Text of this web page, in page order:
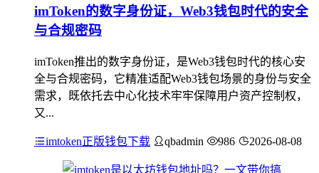
imToken的数字身份证，Web3钱包时代的安全
与合规密码
imToken推出的数字身份证，是Web3钱包时代的核心安
全与合规密码，它精准适配Web3钱包场景的身份与安全
需求，既依托去中心化技术牢牢保障用户资产控制权，
又...
imtoken正版钱包下载 qbadmin 986 2026-08-08